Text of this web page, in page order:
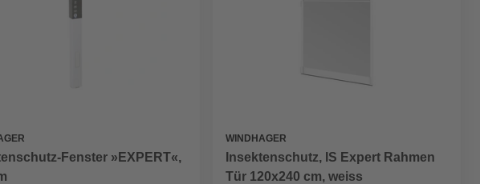
Fenster »EXPERT«,
WINDHAGER
Insektenschutz, IS Expert Rahmen
Tür 120x240 cm, weiss